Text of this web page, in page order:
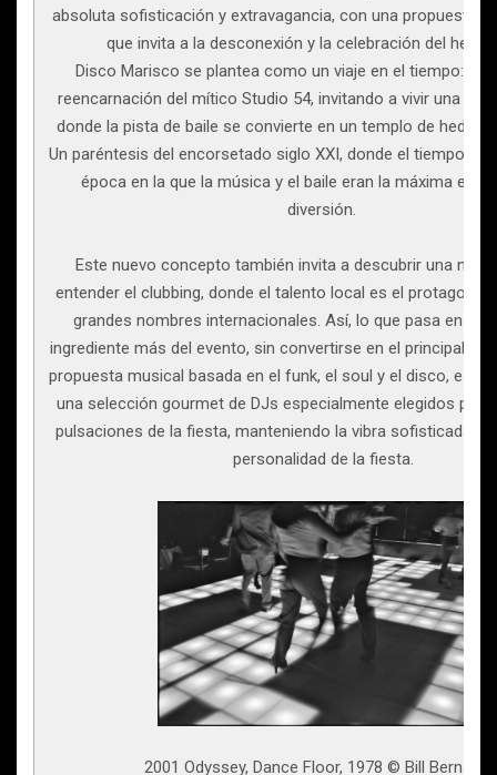
absoluta sofisticación y extravagancia, con una propuesta
que invita a la desconexión y la celebración del
Disco Marisco se plantea como un viaje en el tiempo:
reencarnación del mítico Studio 54, invitando a vivir una
donde la pista de baile se convierte en un templo de
Un paréntesis del encorsetado siglo XXI, donde el tiempo se
época en la que la música y el baile eran la máxima
diversión.
Este nuevo concepto también invita a descubrir una
entender el clubbing, donde el talento local es el
grandes nombres internacionales. Así, lo que pasa en
ingrediente más del evento, sin convertirse en el principal
propuesta musical basada en el funk, el soul y el disco, esta
una selección gourmet de DJs especialmente elegidos para
pulsaciones de la fiesta, manteniendo la vibra sofisticada y
personalidad de la fiesta.
2001 Odyssey, Dance Floor, 1978 © Bill